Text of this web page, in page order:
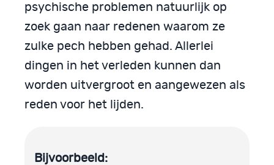
psychische problemen natuurlijk op
zoek gaan naar redenen waarom ze
zulke pech hebben gehad. Allerlei
dingen in het verleden kunnen dan
worden uitvergroot en aangewezen als
reden voor het lijden.
Bijvoorbeeld: